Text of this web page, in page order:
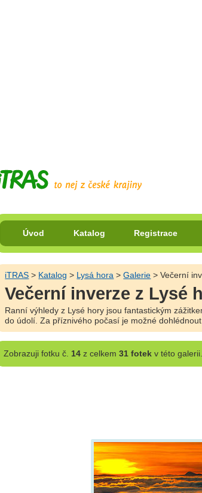
Úvod Katalog Registrace
iTRAS > Katalog > Lysá hora >Galerie > Večerní
Večerní inverze z Lysé
Ranní výhledy z Lysé hory jsou fantastickým
do údolí. Za příznivého počasí je možné
Zobrazujifotku č. 14z celkem 31 fotekv této galerii.